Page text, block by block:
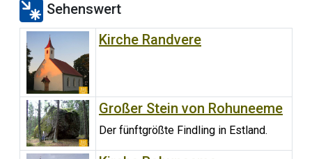
Sehenswert
Kirche Randvere
Großer Stein von Rohuneeme
Der fünftgrößte Findling in Estland.